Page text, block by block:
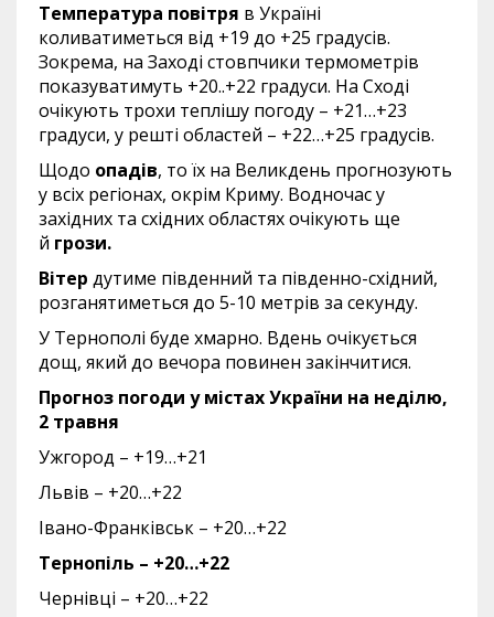
Температура повітря в Україні
коливатиметься від +19 до +25 градусів.
Зокрема, на Заході стовпчики термометрів
показуватимуть +20..+22 градуси. На Сході
очікують трохи теплішу погоду – +21…+23
градуси, у решті областей – +22…+25 градусів.
Щодо опадів, то їх на Великдень прогнозують
у всіх регіонах, окрім Криму. Водночас у
західних та східних областях очікують ще
й грози.
Вітер дутиме південний та південно-східний,
розганятиметься до 5-10 метрів за секунду.
У Тернополі буде хмарно. Вдень очікується
дощ, який до вечора повинен закінчитися.
Прогноз погоди у містах України на неділю,
2 травня
Ужгород – +19…+21
Львів – +20…+22
Івано-Франківськ – +20…+22
Тернопіль – +20…+22
Чернівці – +20…+22